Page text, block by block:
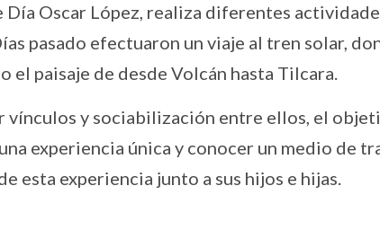
Día Oscar López, realiza diferentes
pasado efectuaron un viaje al tren solar,
paisaje de desde Volcán hasta Tilcara.
vínculos y sociabilización entre ellos, el
experiencia única y conocer un medio de
esta experiencia junto a sus hijos e hijas.